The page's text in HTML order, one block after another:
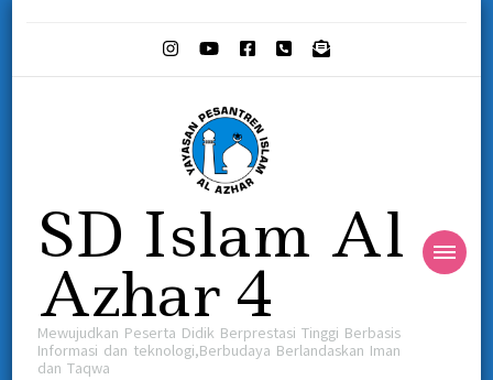
SD Islam Al
Azhar 4
Mewujudkan Peserta Didik Berprestasi Tinggi Berbasis
Informasi dan teknologi,Berbudaya Berlandaskan Iman
dan Taqwa